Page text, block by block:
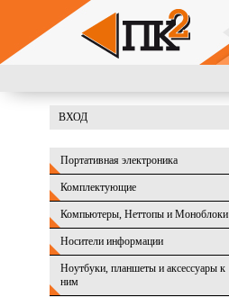
Перейти к основному содержанию
ВХОД
Портативная электроника
Комплектующие
Компьютеры, Неттопы и Моноблоки
Носители информации
Ноутбуки, планшеты и аксессуары к
ним